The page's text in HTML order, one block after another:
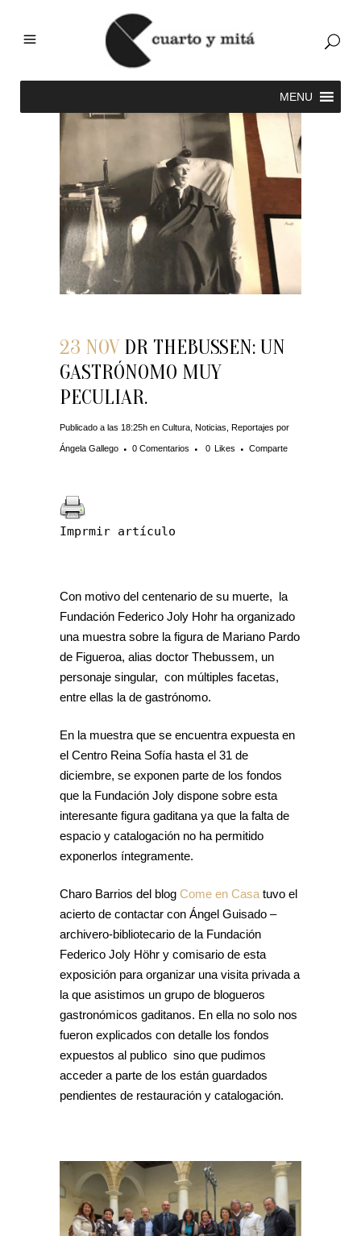
23 NOVDR THEBUSSEN: UN
GASTRÓNOMO MUY
PECULIAR.
Publicado a las 18:25h en Cultura Noticias Reportajes por
Ángela Gallego 0 Comentarios 0 Likes Comparte
Imprmir artículo
Con motivo del centenario de su muerte, la
Fundación Federico Joly Hohr ha organizado
una muestra sobre la figura de Mariano Pardo
de Figueroa, alias doctor Thebussem, un
personaje singular, con múltiples facetas,
entre ellas la de gastrónomo.
En la muestra que se encuentra expuesta en
el Centro Reina Sofía hasta el 31 de
diciembre, se exponen parte de los fondos
que la Fundación Joly dispone sobre esta
interesante figura gaditana ya que la falta de
espacio y catalogación no ha permitido
exponerlos íntegramente.
Charo Barrios del blog Come en Casa tuvo el
acierto de contactar con Ángel Guisado –
archivero-bibliotecario de la Fundación
Federico Joly Höhr y comisario de esta
exposición para organizar una visita privada a
la que asistimos un grupo de blogueros
gastronómicos gaditanos. En ella no solo nos
fueron explicados con detalle los fondos
expuestos al publico sino que pudimos
acceder a parte de los están guardados
pendientes de restauración y catalogación.